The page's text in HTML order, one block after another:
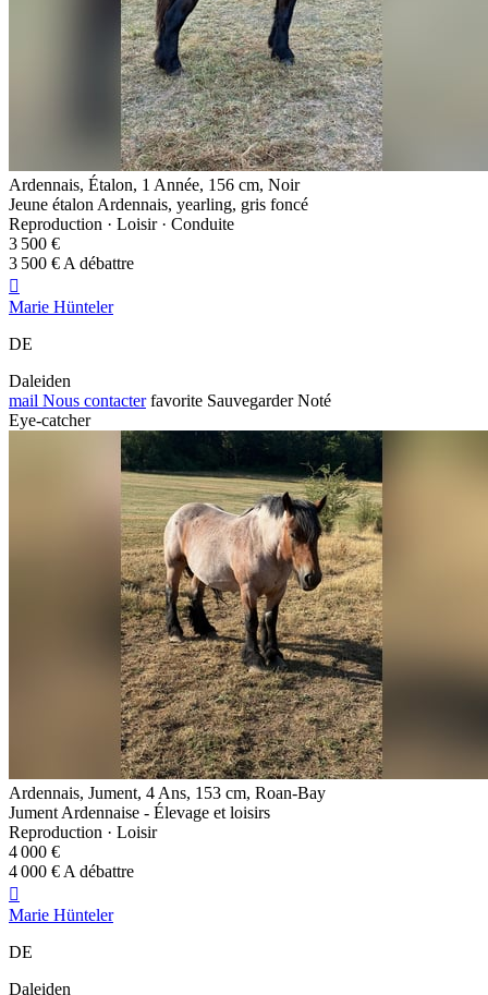
Ardennais, Étalon, 1 Année, 156 cm, Noir
Jeune étalon Ardennais, yearling, gris foncé
Reproduction · Loisir · Conduite
3 500 €
3 500 € A débattre

Marie Hünteler
DE
Daleiden
mail Nous contacter favorite Sauvegarder Noté
Eye-catcher
Ardennais, Jument, 4 Ans, 153 cm, Roan-Bay
Jument Ardennaise - Élevage et loisirs
Reproduction · Loisir
4 000 €
4 000 € A débattre

Marie Hünteler
DE
Daleiden